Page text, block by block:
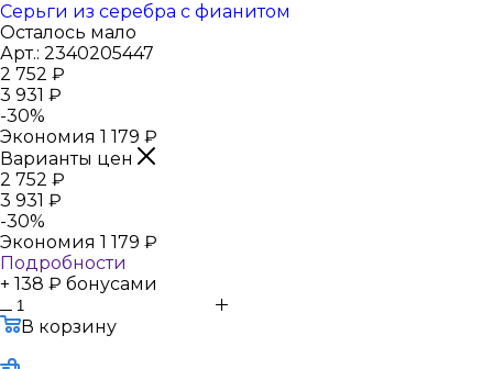
Серьги из серебра с фианитом
Осталось мало
Арт.: 2340205447
2 752 ₽
3 931 ₽
-30%
Экономия 1 179 ₽
Варианты цен
2 752 ₽
3 931 ₽
-30%
Экономия 1 179 ₽
Подробности
+ 138 ₽ бонусами
В корзину